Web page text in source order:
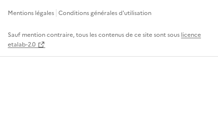
Mentions légales Conditions générales d'utilisation
Sauf mention contraire, tous les contenus de ce site sont sous licence
etalab-2.0